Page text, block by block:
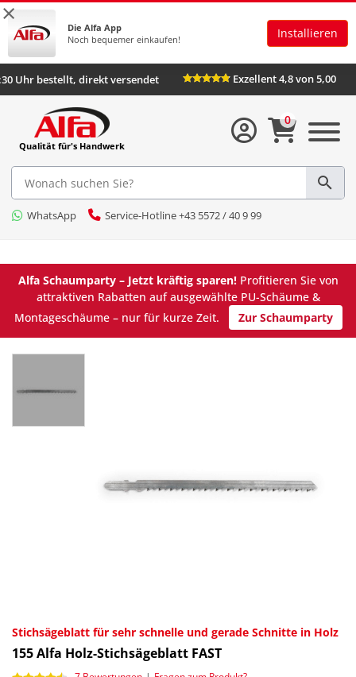
×
Die Alfa App
Noch bequemer einkaufen!
Installieren
Uhr bestellt, direkt versendet Exzellent 4,8 von 5,00
Qualität für's Handwerk
WhatsApp Service-Hotline +43 5572 / 40 9 99
0
Alfa Schaumparty – Jetzt kräftig sparen!Profitieren Sie von
attraktiven Rabatten auf ausgewählte PU-Schäume &
Montageschäume – nur für kurze Zeit.
Zur Schaumparty
Stichsägeblatt für sehr schnelle und gerade Schnitte in Holz
155Alfa Holz-Stichsägeblatt FAST